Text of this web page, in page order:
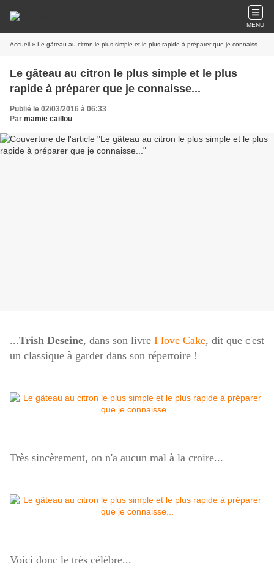
MENU
Accueil » Le gâteau au citron le plus simple et le plus rapide à préparer que je connaisse...
Le gâteau au citron le plus simple et le plus
rapide à préparer que je connaisse...
Publié le 02/03/2016 à 06:33
Par mamie caillou
...Trish Deseine, dans son livre I love Cake, dit que c'est
un classique à garder dans son répertoire !
Très sincèrement, on n'a aucun mal à la croire...
Voici donc le très célèbre...